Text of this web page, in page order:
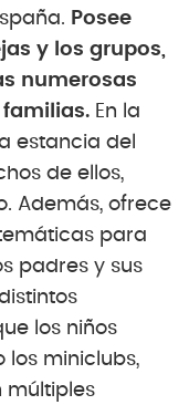
Posee
y los grupos,
numerosas
En la
estancia del
de ellos,
Además, ofrece
para
padres y sus
los niños
los miniclubs,
múltiples